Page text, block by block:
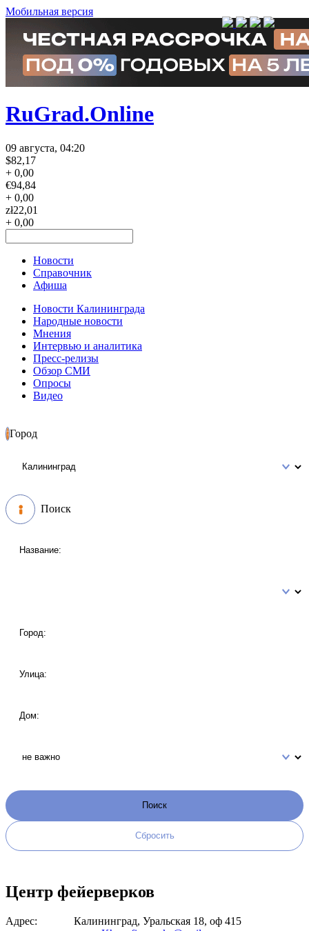
Мобильная версия
RuGrad.Online
09 августа, 04:20
$82,17
+ 0,00
€94,84
+ 0,00
zł22,01
+ 0,00
Новости
Справочник
Афиша
Новости Калининграда
Народные новости
Мнения
Интервью и аналитика
Пресс-релизы
Обзор СМИ
Опросы
Видео
Город
Поиск
Центр фейерверков
Адрес:
Калининград, Уральская 18, оф 415